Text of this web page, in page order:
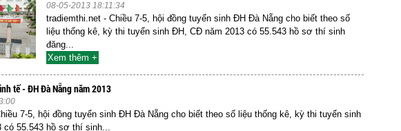
08-05-2013 18:11:34
tradiemthi.net - Chiều 7-5, hội đồng tuyển sinh ĐH Đà Nẵng cho biết theo số
liệu thống kê, kỳ thi tuyển sinh ĐH, CĐ năm 2013 có 55.543 hồ sơ thí sinh
đăng...
Xem thêm +
tế - ĐH Đà Nẵng năm 2013
7-5, hội đồng tuyển sinh ĐH Đà Nẵng cho biết theo số liệu thống kê, kỳ thi tuyển sinh
có 55.543 hồ sơ thí sinh...